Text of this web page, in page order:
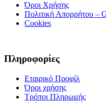
Όροι Χρήσης
Πολιτική Απορρήτου –
Cookies
Πληροφορίες
Εταιρικό Προφίλ
Όροι χρήσης
Τρόποι Πληρωμής